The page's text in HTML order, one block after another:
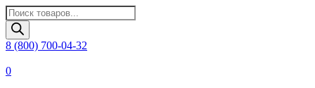
Поиск
товаров
8 (800) 700-04-32
0